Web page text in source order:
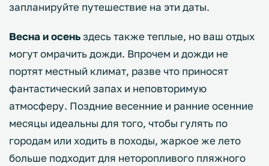
запланируйте путешествие на эти даты.
Весна и осеньздесь также теплые, но ваш отдых
могут омрачить дожди. Впрочем и дожди не
портят местный климат, разве что приносят
фантастический запах и неповторимую
атмосферу. Поздние весенние и ранние осенние
месяцы идеальны для того, чтобы гулять по
городам или ходить в походы, жаркое же лето
больше подходит для неторопливого пляжного